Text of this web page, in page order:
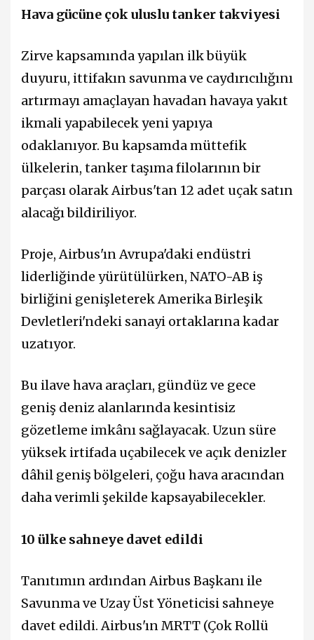
Hava gücüne çok uluslu tanker takviyesi
Zirve kapsamında yapılan ilk büyük
duyuru, ittifakın savunma ve caydırıcılığını
artırmayı amaçlayan havadan havaya yakıt
ikmali yapabilecek yeni yapıya
odaklanıyor. Bu kapsamda müttefik
ülkelerin, tanker taşıma filolarının bir
parçası olarak Airbus'tan 12 adet uçak satın
alacağı bildiriliyor.
Proje, Airbus'ın Avrupa'daki endüstri
liderliğinde yürütülürken, NATO-AB iş
birliğini genişleterek Amerika Birleşik
Devletleri'ndeki sanayi ortaklarına kadar
uzatıyor.
Bu ilave hava araçları, gündüz ve gece
geniş deniz alanlarında kesintisiz
gözetleme imkânı sağlayacak. Uzun süre
yüksek irtifada uçabilecek ve açık denizler
dâhil geniş bölgeleri, çoğu hava aracından
daha verimli şekilde kapsayabilecekler.
10 ülke sahneye davet edildi
Tanıtımın ardından Airbus Başkanı ile
Savunma ve Uzay Üst Yöneticisi sahneye
davet edildi. Airbus'ın MRTT (Çok Rollü